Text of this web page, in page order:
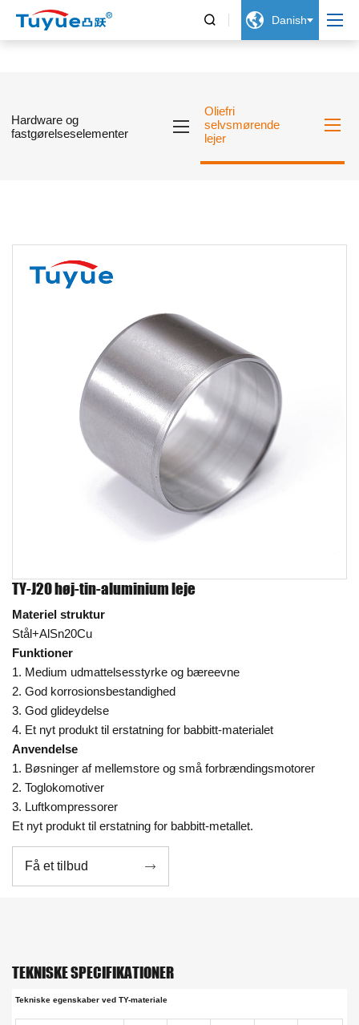
  Danish
Hardware og
fastgørelseselementer
Oliefri
selvsmørende
lejer
TY-J20 høj-tin-aluminium leje
Materiel struktur
Stål+AlSn20Cu
Funktioner
1. Medium udmattelsesstyrke og bæreevne
2. God korrosionsbestandighed
3. God glideydelse
4. Et nyt produkt til erstatning for babbitt-materialet
Anvendelse
1. Bøsninger af mellemstore og små forbrændingsmotorer
2. Toglokomotiver
3. Luftkompressorer
Et nyt produkt til erstatning for babbitt-metallet.
Få et tilbud 
TEKNISKE SPECIFIKATIONER
Tekniske egenskaber ved TY-materiale